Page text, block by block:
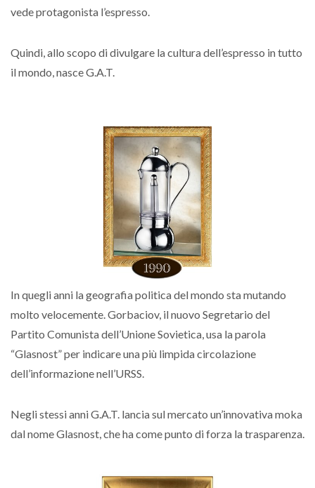
vede protagonista l’espresso.
Quindi, allo scopo di divulgare la cultura dell’espresso in tutto
il mondo, nasce G.A.T.
In quegli anni la geografia politica del mondo sta mutando
molto velocemente. Gorbaciov, il nuovo Segretario del
Partito Comunista dell’Unione Sovietica, usa la parola
“Glasnost” per indicare una più limpida circolazione
dell’informazione nell’URSS.
Negli stessi anni G.A.T. lancia sul mercato un’innovativa moka
dal nome Glasnost, che ha come punto di forza la trasparenza.